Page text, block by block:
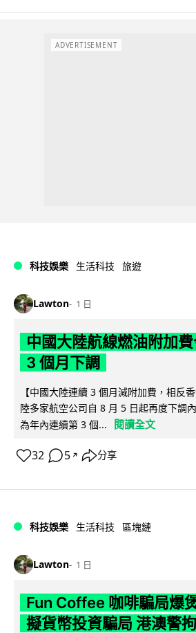
ADVERTISEMENT
科技娛樂 生活科技 旅遊
Lawton 1 日
中國大陸航線燃油附加
3 個月下調
【中國大陸連續 3 個月減附加費，相反
陸多家航空公司自 8 月 5 日起再度下調
為年內連續第 3 個...
閱讀全文
32 5 ↗ 分享
科技娛樂 生活科技 區塊鏈
Lawton 1 日
Fun Coffee 咖啡騙局爆
擬貨幣投資騙局 港澳警